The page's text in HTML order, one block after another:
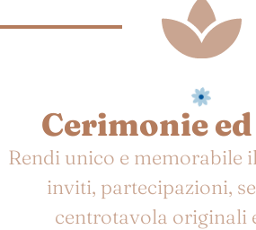
Cerimonie
Rendi unico e memorabile
inviti, partecipazioni,
centrotavola originali